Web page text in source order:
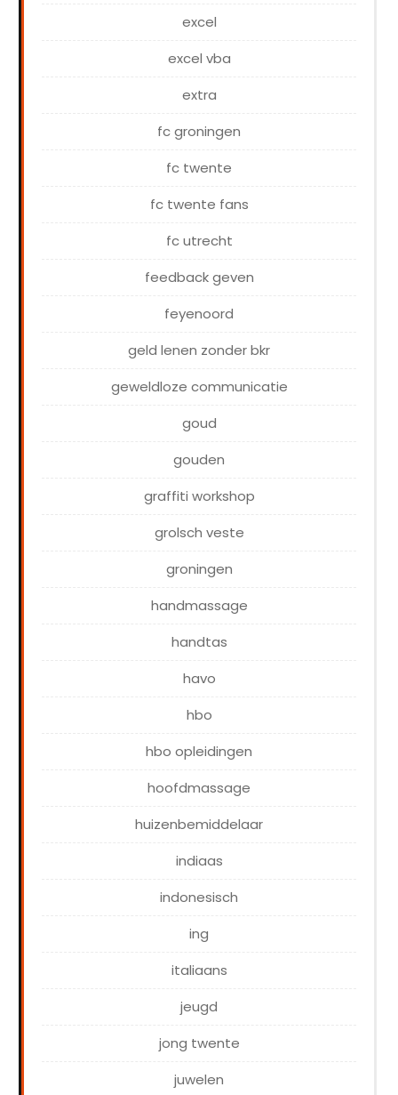
excel
excel vba
extra
fc groningen
fc twente
fc twente fans
fc utrecht
feedback geven
feyenoord
geld lenen zonder bkr
geweldloze communicatie
goud
gouden
graffiti workshop
grolsch veste
groningen
handmassage
handtas
havo
hbo
hbo opleidingen
hoofdmassage
huizenbemiddelaar
indiaas
indonesisch
ing
italiaans
jeugd
jong twente
juwelen